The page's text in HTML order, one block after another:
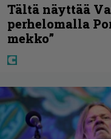
Tältä näyttää
perhelomalla
mekko”